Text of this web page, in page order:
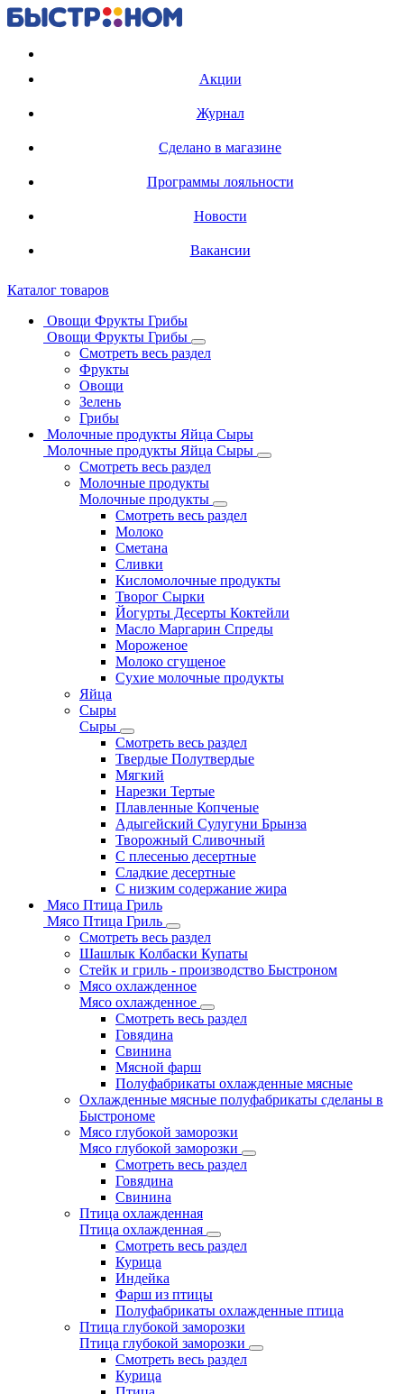
Акции
Журнал
Сделано в магазине
Программы лояльности
Новости
Вакансии
Каталог товаров
Овощи Фрукты Грибы
Овощи Фрукты Грибы
Смотреть весь раздел
Фрукты
Овощи
Зелень
Грибы
Молочные продукты Яйца Сыры
Молочные продукты Яйца Сыры
Смотреть весь раздел
Молочные продукты
Молочные продукты
Смотреть весь раздел
Молоко
Сметана
Сливки
Кисломолочные продукты
Творог Сырки
Йогурты Десерты Коктейли
Масло Маргарин Спреды
Мороженое
Молоко сгущеное
Сухие молочные продукты
Яйца
Сыры
Сыры
Смотреть весь раздел
Твердые Полутвердые
Мягкий
Нарезки Тертые
Плавленные Копченые
Адыгейский Сулугуни Брынза
Творожный Сливочный
С плесенью десертные
Сладкие десертные
С низким содержание жира
Мясо Птица Гриль
Мясо Птица Гриль
Смотреть весь раздел
Шашлык Колбаски Купаты
Стейк и гриль - производство Быстроном
Мясо охлажденное
Мясо охлажденное
Смотреть весь раздел
Говядина
Свинина
Мясной фарш
Полуфабрикаты охлажденные мясные
Охлажденные мясные полуфабрикаты сделаны в
Быстрономе
Мясо глубокой заморозки
Мясо глубокой заморозки
Смотреть весь раздел
Говядина
Свинина
Птица охлажденная
Птица охлажденная
Смотреть весь раздел
Курица
Индейка
Фарш из птицы
Полуфабрикаты охлажденные птица
Птица глубокой заморозки
Птица глубокой заморозки
Смотреть весь раздел
Курица